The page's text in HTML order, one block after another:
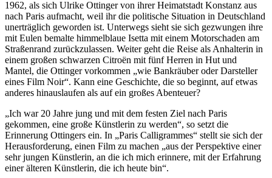
1962, als sich Ulrike Ottinger von ihrer Heimatstadt Konstanz aus
nach Paris aufmacht, weil ihr die politische Situation in Deutschland
unerträglich geworden ist. Unterwegs sieht sie sich gezwungen ihre
mit Eulen bemalte himmelblaue Isetta mit einem Motorschaden am
Straßenrand zurückzulassen. Weiter geht die Reise als Anhalterin in
einem großen schwarzen Citroën mit fünf Herren in Hut und
Mantel, die Ottinger vorkommen „wie Bankräuber oder Darsteller
eines Film Noir“. Kann eine Geschichte, die so beginnt, auf etwas
anderes hinauslaufen als auf ein großes Abenteuer?
„Ich war 20 Jahre jung und mit dem festen Ziel nach Paris
gekommen, eine große Künstlerin zu werden“, so setzt die
Erinnerung Ottingers ein. In „Paris Calligrammes“ stellt sie sich der
Herausforderung, einen Film zu machen „aus der Perspektive einer
sehr jungen Künstlerin, an die ich mich erinnere, mit der Erfahrung
einer älteren Künstlerin, die ich heute bin“.